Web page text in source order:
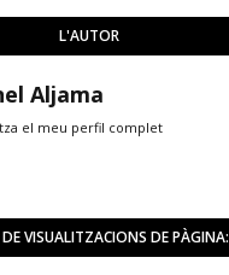
L'AUTOR
Aljama
el meu perfil complet
VISUALITZACIONS DE PÀGINA: